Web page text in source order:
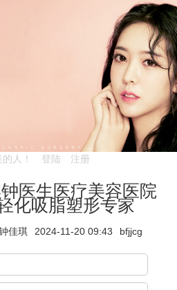
的人！ 登陆 注册
医生医疗美容医院
化吸脂塑形专家
佳琪 2024-11-20 09:43 bfjjcg